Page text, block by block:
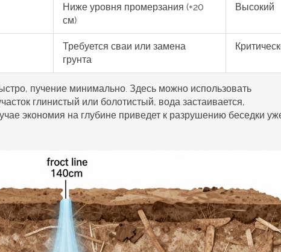
Ниже уровня промерзания (+20
см)
Высокий
Требуется сваи или замена
грунта
пучение минимально. Здесь можно использовать
глинистый или болотистый, вода застаивается,
экономия на глубине приведет к разрушению беседки